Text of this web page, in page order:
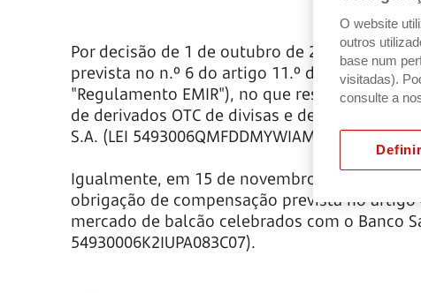
Por decisão de 1 de outubro de 2018, o
prevista no n.º 6 do artigo 11.º do
"Regulamento EMIR"), no que respeita à
de derivados OTC de divisas e de taxa de
S.A. (LEI 5493006QMFDDMYWIAM13).
Igualmente, em 15 de novembro de 2016, o
obrigação de compensação prevista no
mercado de balcão celebrados com o Banco
54930006K2IUPA083C07).
O website
outros
base num
visitadas).
consulte a
Definir